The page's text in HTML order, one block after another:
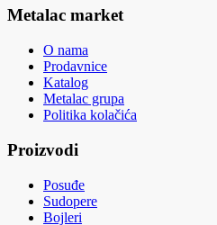
Metalac market
O nama
Prodavnice
Katalog
Metalac grupa
Politika kolačića
Proizvodi
Posuđe
Sudopere
Bojleri